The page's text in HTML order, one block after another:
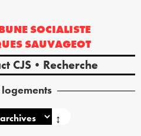
SOCIALISTE
SAUVAGEOT
CJS Recherche
↕